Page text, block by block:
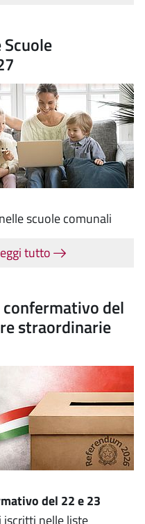
scuole comunali
tutto
del
straordinarie
del 22 e 23
nelle liste